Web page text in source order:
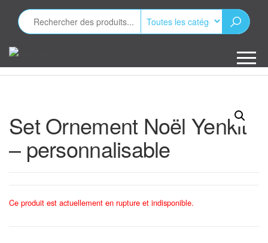
contenu
publicitaires
Set Ornement Noël Yenkit
– personnalisable
Ce produit est actuellement en rupture et indisponible.